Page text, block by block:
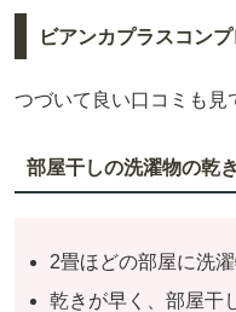
ビアンカプラスコン
つづいて良い口コミも見
部屋干しの洗濯物の乾
2畳ほどの部屋に洗
乾きが早く、部屋干